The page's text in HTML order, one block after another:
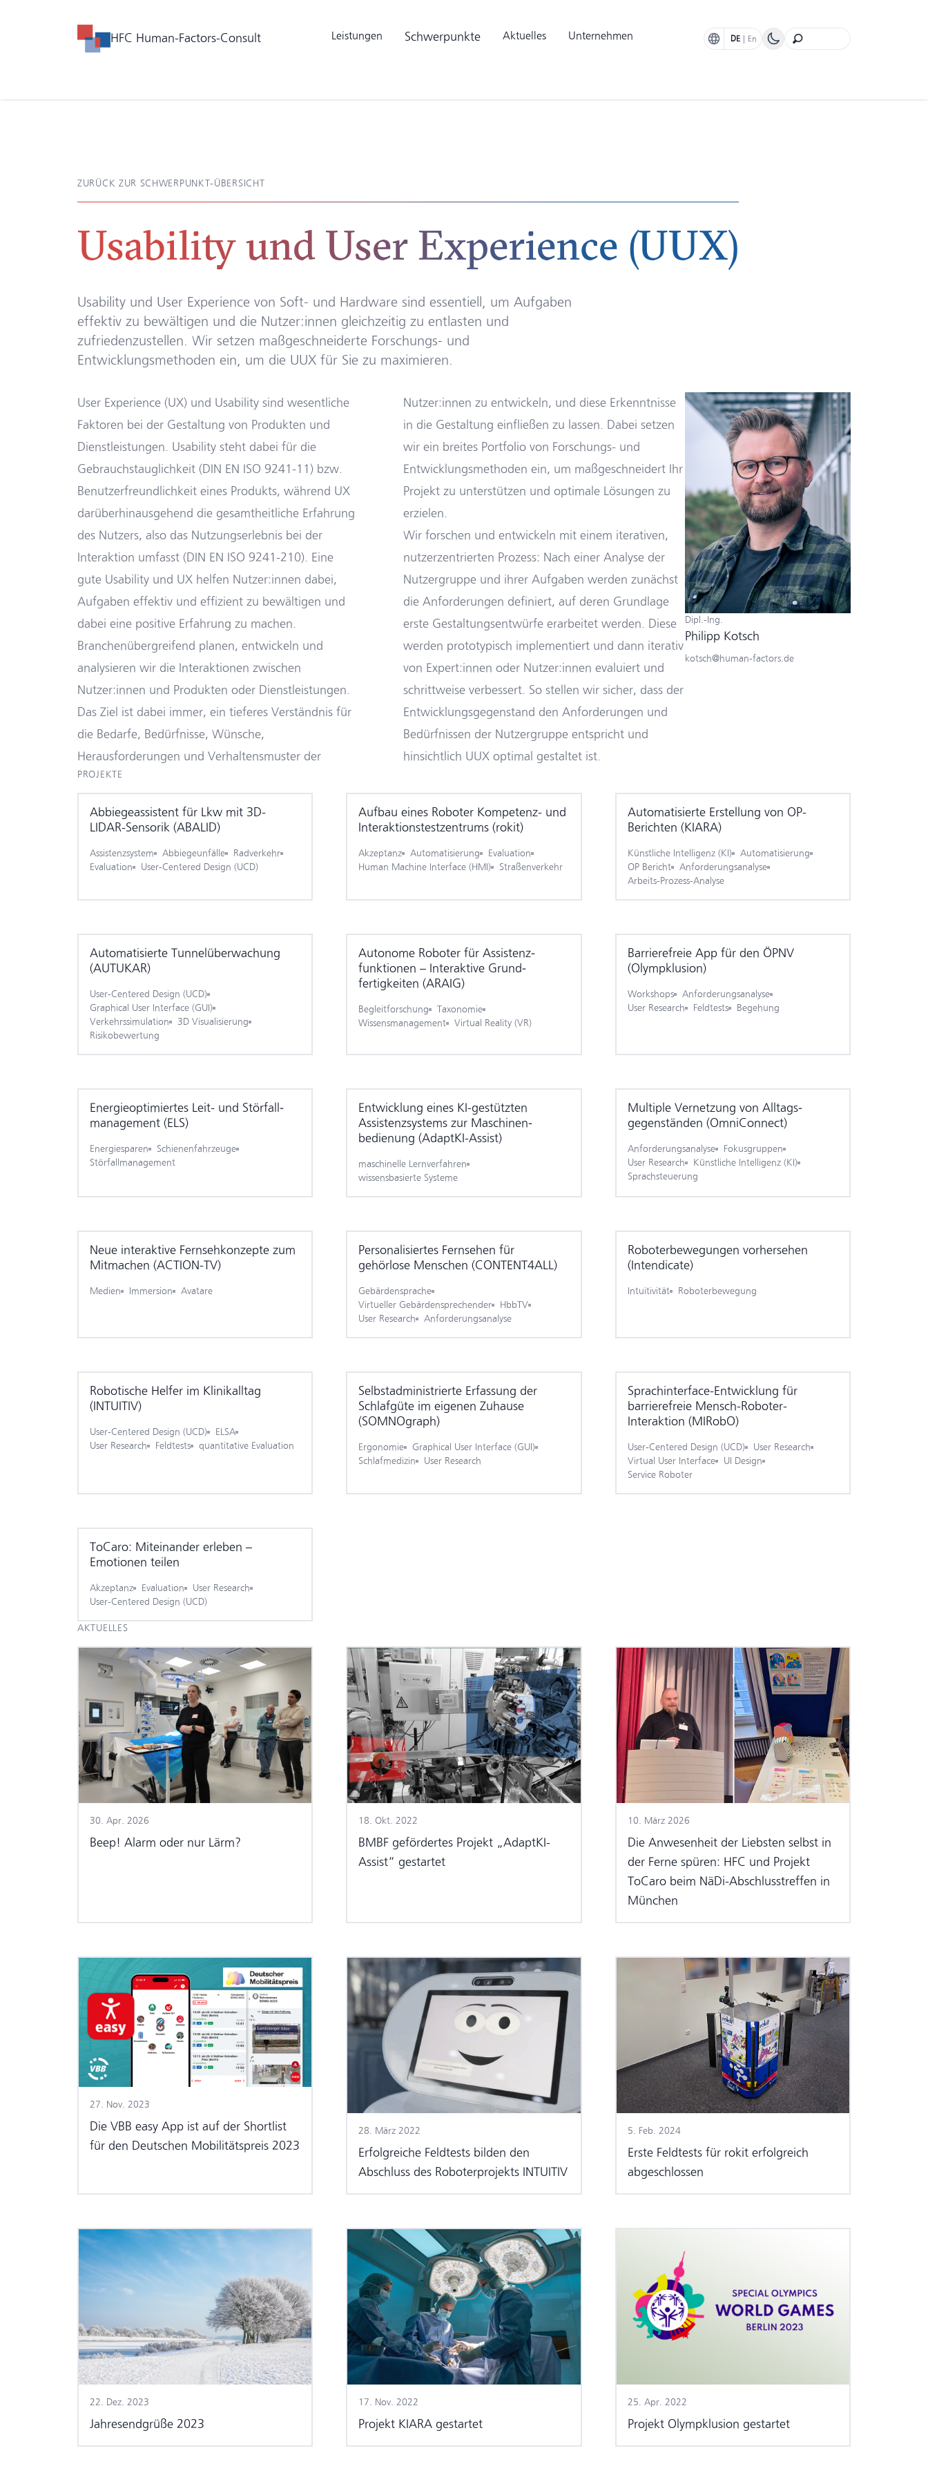
HFC Human-Factors-Consult Leistungen Schwerpunkte Aktuelles Unternehmen DE En
ZURÜCK ZUR SCHWERPUNKT-ÜBERSICHT
Usability und User Experience (UUX)
Usability und User Experience von Soft- und Hardware sind essentiell, um Aufgaben
effektiv zu bewältigen und die Nutzer:innen gleichzeitig zu entlasten und
zufriedenzustellen. Wir setzen maßgeschneiderte Forschungs- und
Entwicklungsmethoden ein, um die UUX für Sie zu maximieren.
User Experience (UX) und Usability sind wesentliche
Faktoren bei der Gestaltung von Produkten und
Dienstleistungen. Usability steht dabei für die
Gebrauchstauglichkeit (DIN EN ISO 9241-11) bzw.
Benutzerfreundlichkeit eines Produkts, während UX
darüberhinausgehend die gesamtheitliche Erfahrung
des Nutzers, also das Nutzungserlebnis bei der
Interaktion umfasst (DIN EN ISO 9241-210). Eine
gute Usability und UX helfen Nutzer:innen dabei,
Aufgaben effektiv und effizient zu bewältigen und
dabei eine positive Erfahrung zu machen.
Branchenübergreifend planen, entwickeln und
analysieren wir die Interaktionen zwischen
Nutzer:innen und Produkten oder Dienstleistungen.
Das Ziel ist dabei immer, ein tieferes Verständnis für
die Bedarfe, Bedürfnisse, Wünsche,
Herausforderungen und Verhaltensmuster der
Nutzer:innen zu entwickeln, und diese Erkenntnisse
in die Gestaltung einfließen zu lassen. Dabei setzen
wir ein breites Portfolio von Forschungs- und
Entwicklungsmethoden ein, um maßgeschneidert Ihr
Projekt zu unterstützen und optimale Lösungen zu
erzielen.
Wir forschen und entwickeln mit einem iterativen,
nutzerzentrierten Prozess: Nach einer Analyse der
Nutzergruppe und ihrer Aufgaben werden zunächst
die Anforderungen definiert, auf deren Grundlage
erste Gestaltungsentwürfe erarbeitet werden. Diese
werden prototypisch implementiert und dann iterativ
von Expert:innen oder Nutzer:innen evaluiert und
schrittweise verbessert. So stellen wir sicher, dass der
Entwicklungsgegenstand den Anforderungen und
Bedürfnissen der Nutzergruppe entspricht und
hinsichtlich UUX optimal gestaltet ist.
Dipl.-Ing.
Philipp Kotsch
kotsch@human-factors.de
PROJEKTE
Abbiege­assistent für Lkw mit 3D-
LIDAR-Sensorik (ABALID)
Assistenzsystem Abbiegeunfälle
Radverkehr
Evaluation
User-Centered Design (UCD)
Aufbau eines Roboter Kompetenz- und
Inter­aktions­test­zentrums (rokit)
Akzeptanz Automatisierung
Evaluation
Human Machine Interface (HMI)
Straßenverkehr
Automatisierte Erstellung von OP-
Berichten (KIARA)
Künstliche Intelligenz (KI)
Automatisierung
OP Bericht
Anforderungsanalyse
Arbeits-Prozess-Analyse
Automatisierte Tunnel­überwachung
(AUTUKAR)
User-Centered Design (UCD)
Graphical User Interface (GUI)
Verkehrssimulation
3D Visualisierung
Risikobewertung
Autonome Roboter für Assistenz­
funktionen – Interaktive Grund­
fertigkeiten (ARAIG)
Begleitforschung
Taxonomie
Wissensmanagement
Virtual Reality (VR)
Barrierefreie App für den ÖPNV
(Olympklusion)
Workshops
Anforderungsanalyse
User Research
Feldtests Begehung
Energie­optimiertes Leit- und Störfall­
management (ELS)
Energiesparen
Schienenfahrzeuge
Störfallmanagement
Entwicklung eines KI-gestützten
Assistenz­systems zur Maschinen­
bedienung (AdaptKI-Assist)
maschinelle Lernverfahren
wissensbasierte Systeme
Multiple Vernetzung von Alltags­
gegenständen (OmniConnect)
Anforderungsanalyse
Fokusgruppen
User Research
Künstliche Intelligenz (KI)
Sprachsteuerung
Neue interaktive Fernseh­konzepte zum
Mitmachen (ACTION-TV)
Medien Immersion Avatare
Personalisiertes Fernsehen für
gehörlose Menschen (CONTENT4ALL)
Gebärdensprache
Virtueller Gebärdensprechender
HbbTV
User Research
Anforderungsanalyse
Roboter­bewegungen vorhersehen
(Intendicate)
Intuitivität Roboterbewegung
Robotische Helfer im Klinikalltag
(INTUITIV)
User-Centered Design (UCD)
ELSA
User Research
Feldtests quantitative Evaluation
Selbs­tadminis­trierte Erfassung der
Schlafgüte im eigenen Zuhause
(SOMNOgraph)
Ergonomie
Graphical User Interface (GUI)
Schlafmedizin
User Research
Sprachinterface-Entwicklung für
barrierefreie Mensch-Roboter-
Interaktion (MIRobO)
User-Centered Design (UCD)
User Research
Virtual User Interface
UI Design
Service Roboter
ToCaro: Miteinander erleben –
Emotionen teilen
Akzeptanz Evaluation
User Research
User-Centered Design (UCD)
AKTUELLES
30. Apr. 2026
Beep! Alarm oder nur Lärm?
18. Okt. 2022
BMBF gefördertes Projekt „AdaptKI-
Assist“ gestartet
10. März 2026
Die Anwesenheit der Liebsten selbst in
der Ferne spüren: HFC und Projekt
ToCaro beim NäDi-Abschlusstreffen in
München
27. Nov. 2023
Die VBB easy App ist auf der Shortlist
für den Deutschen Mobilitätspreis 2023
28. März 2022
Erfolgreiche Feldtests bilden den
Abschluss des Roboterprojekts INTUITIV
5. Feb. 2024
Erste Feldtests für rokit erfolgreich
abgeschlossen
22. Dez. 2023
Jahresendgrüße 2023
17. Nov. 2022
Projekt KIARA gestartet
25. Apr. 2022
Projekt Olympklusion gestartet